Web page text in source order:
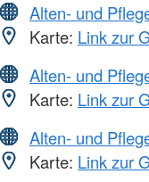
Alten- und
Karte: Link zur
Alten- und
Karte: Link zur
Alten- und
Karte: Link zur